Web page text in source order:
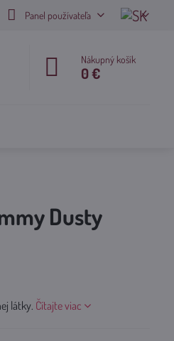
Panel používateľa
Nákupný košík
0 €
Dusty
látky. Čítajte viac